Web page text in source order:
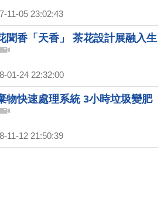
11-05 23:02:43
聞香「天香」 茶花設計展融入生
01-24 22:32:00
物快速處理系統 3小時垃圾變肥
11-12 21:50:39